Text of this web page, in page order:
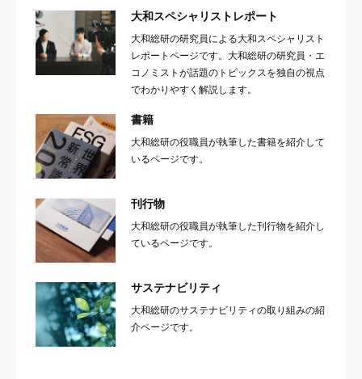
大和スペシャリストレポート
大和総研の研究員による大和スペシャリスト
レポートページです。大和総研の研究員・エ
コノミストが話題のトピックスを独自の視点
でわかりやすく解説します。
書籍
大和総研の役職員が執筆した書籍を紹介して
いるページです。
刊行物
大和総研の役職員が執筆した刊行物を紹介し
ているページです。
サステナビリティ
大和総研のサステナビリティの取り組みの紹
介ページです。